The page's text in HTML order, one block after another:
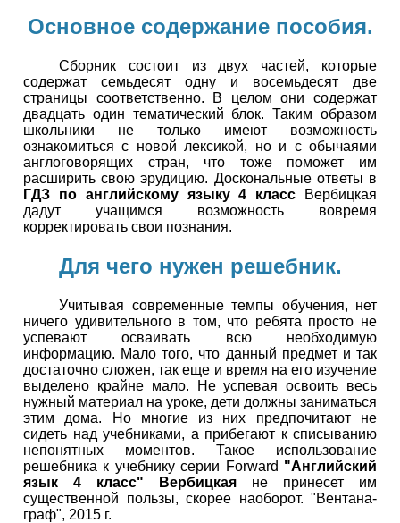
Основное содержание пособия.
Сборник состоит из двух частей, которые
содержат семьдесят одну и восемьдесят две
страницы соответственно. В целом они содержат
двадцать один тематический блок. Таким образом
школьники не только имеют возможность
ознакомиться с новой лексикой, но и с обычаями
англоговорящих стран, что тоже поможет им
расширить свою эрудицию. Доскональные ответы в
ГДЗ по английскому языку 4 класс Вербицкая
дадут учащимся возможность вовремя
корректировать свои познания.
Для чего нужен решебник.
Учитывая современные темпы обучения, нет
ничего удивительного в том, что ребята просто не
успевают осваивать всю необходимую
информацию. Мало того, что данный предмет и так
достаточно сложен, так еще и время на его изучение
выделено крайне мало. Не успевая освоить весь
нужный материал на уроке, дети должны заниматься
этим дома. Но многие из них предпочитают не
сидеть над учебниками, а прибегают к списыванию
непонятных моментов. Такое использование
решебника к учебнику серии Forward "Английский
язык 4 класс" Вербицкая не принесет им
существенной пользы, скорее наоборот. "Вентана-
граф", 2015 г.